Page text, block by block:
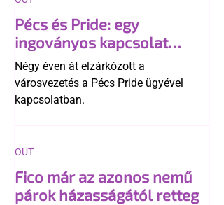
Pécs és Pride: egy
ingoványos kapcsolat
története
Négy éven át elzárkózott a
városvezetés a Pécs Pride ügyével
kapcsolatban.
Fico már az azonos nemű
párok házasságától retteg
OUT